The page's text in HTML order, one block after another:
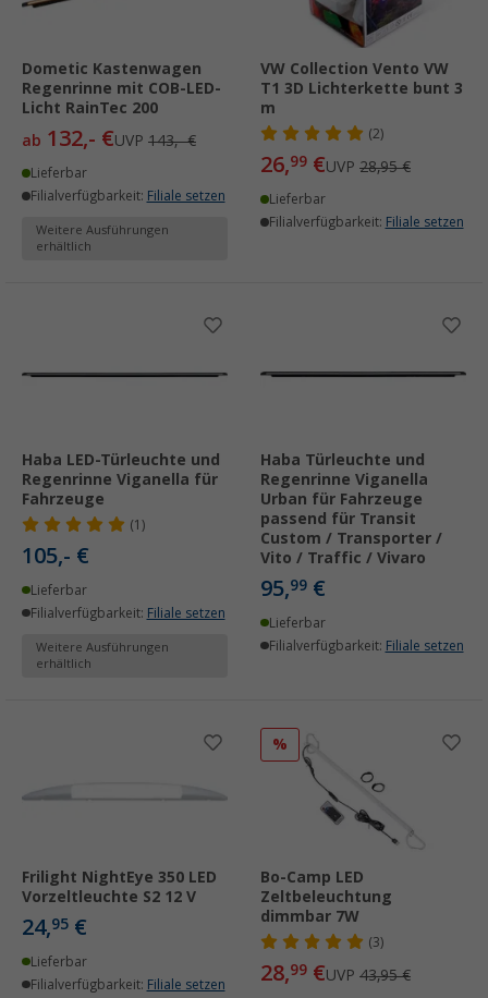
Dometic Kastenwagen
Regenrinne mit COB-LED-
Licht RainTec 200
ab 132,- €UVP 143,- €
Lieferbar
Filialverfügbarkeit: Filiale setzen
Weitere Ausführungen
erhältlich
VW Collection Vento VW
T1 3D Lichterkette bunt 3
m
(2)
26,99 €UVP 28,95 €
Lieferbar
Filialverfügbarkeit: Filiale setzen
Haba LED-Türleuchte und
Regenrinne Viganella für
Fahrzeuge
(1)
105,- €
Lieferbar
Filialverfügbarkeit: Filiale setzen
Weitere Ausführungen
erhältlich
Haba Türleuchte und
Regenrinne Viganella
Urban für Fahrzeuge
passend für Transit
Custom / Transporter /
Vito / Traffic / Vivaro
95,99 €
Lieferbar
Filialverfügbarkeit: Filiale setzen
Frilight NightEye 350 LED
Vorzeltleuchte S2 12 V
24,95 €
Lieferbar
Filialverfügbarkeit: Filiale setzen
%
Bo-Camp LED
Zeltbeleuchtung
dimmbar 7W
(3)
28,99 €UVP 43,95 €